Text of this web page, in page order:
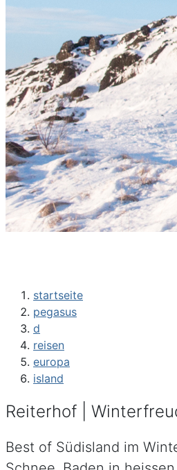
startseite
pegasus
d
reisen
europa
island
Reiterhof |
Best of Südisland im